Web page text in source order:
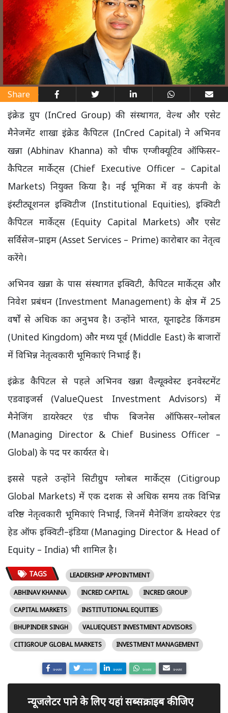
Share
इंक्रेड ग्रुप (InCred Group) की संस्थागत, वेल्थ और एसेट
मैनेजमेंट शाखा इंक्रेड कैपिटल (InCred Capital) ने अभिनव
खन्ना (Abhinav Khanna) को चीफ एग्जीक्यूटिव ऑफिसर–
कैपिटल मार्केट्स (Chief Executive Officer – Capital
Markets) नियुक्त किया है। नई भूमिका में वह कंपनी के
इंस्टीट्यूशनल इक्विटीज (Institutional Equities), इक्विटी
कैपिटल मार्केट्स (Equity Capital Markets) और एसेट
सर्विसेज–प्राइम (Asset Services – Prime) कारोबार का नेतृत्व
करेंगे।
अभिनव खन्ना के पास संस्थागत इक्विटी, कैपिटल मार्केट्स और
निवेश प्रबंधन (Investment Management) के क्षेत्र में 25
वर्षों से अधिक का अनुभव है। उन्होंने भारत, यूनाइटेड किंगडम
(United Kingdom) और मध्य पूर्व (Middle East) के बाजारों
में विभिन्न नेतृत्वकारी भूमिकाएं निभाई हैं।
इंक्रेड कैपिटल से पहले अभिनव खन्ना वैल्यूक्वेस्ट इनवेस्टमेंट
एडवाइजर्स (ValueQuest Investment Advisors) में
मैनेजिंग डायरेक्टर एंड चीफ बिजनेस ऑफिसर–ग्लोबल
(Managing Director & Chief Business Officer –
Global) के पद पर कार्यरत थे।
इससे पहले उन्होंने सिटीग्रुप ग्लोबल मार्केट्स (Citigroup
Global Markets) में एक दशक से अधिक समय तक विभिन्न
वरिष्ठ नेतृत्वकारी भूमिकाएं निभाईं, जिनमें मैनेजिंग डायरेक्टर एंड
हेड ऑफ इक्विटी–इंडिया (Managing Director & Head of
Equity – India) भी शामिल है।
TAGS
LEADERSHIP APPOINTMENT
ABHINAV KHANNA
INCRED CAPITAL
INCRED GROUP
CAPITAL MARKETS
INSTITUTIONAL EQUITIES
BHUPINDER SINGH
VALUEQUEST INVESTMENT ADVISORS
CITIGROUP GLOBAL MARKETS
INVESTMENT MANAGEMENT
SHARE SHARE SHARE SHARE SHARE
न्यूजलेटर पाने के लिए यहां सब्सक्राइब कीजिए